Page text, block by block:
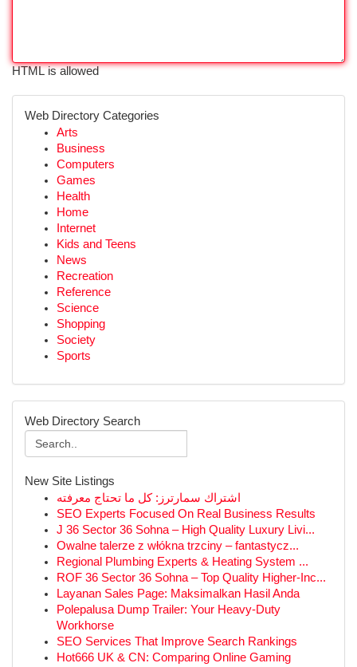
HTML is allowed
Web Directory Categories
Arts
Business
Computers
Games
Health
Home
Internet
Kids and Teens
News
Recreation
Reference
Science
Shopping
Society
Sports
Web Directory Search
New Site Listings
اشتراك سمارترز: كل ما تحتاج معرفته
SEO Experts Focused On Real Business Results
J 36 Sector 36 Sohna – High Quality Luxury Livi...
Owalne talerze z włókna trzciny – fantastycz...
Regional Plumbing Experts & Heating System ...
ROF 36 Sector 36 Sohna – Top Quality Higher-Inc...
Layanan Sales Page: Maksimalkan Hasil Anda
Polepalusa Dump Trailer: Your Heavy-Duty
Workhorse
SEO Services That Improve Search Rankings
Hot666 UK & CN: Comparing Online Gaming